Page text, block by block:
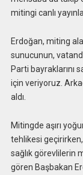
mitingi canlı
Erdoğan, miting
sunucunun,
Parti bayraklarını
için veriyoruz.
aldı.
Mitingde aşırı
tehlikesi geçirirken,
sağlık görevlilerin
gören Başbakan